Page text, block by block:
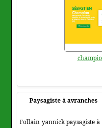
Paysagiste à avranches
Follain yannick paysagiste